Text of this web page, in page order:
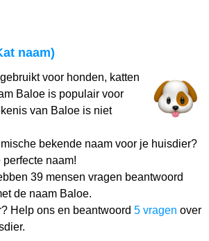
naam)
voor honden, katten
Baloe is populair voor
van Baloe is niet
bekende naam voor je huisdier?
naam!
39 mensen vragen beantwoord
de naam Baloe.
Help ons en beantwoord 5 vragen over